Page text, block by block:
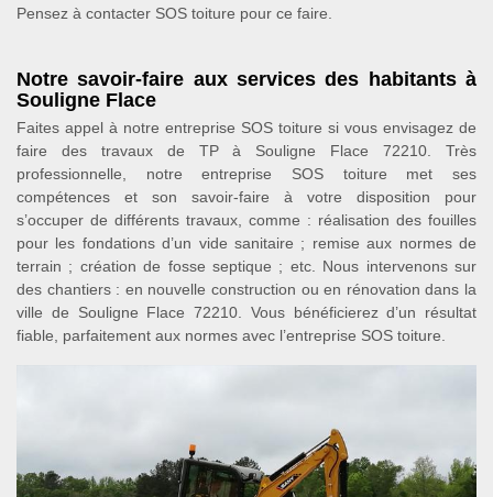
Pensez à contacter SOS toiture pour ce faire.
Notre savoir-faire aux services des habitants à
Souligne Flace
Faites appel à notre entreprise SOS toiture si vous envisagez de
faire des travaux de TP à Souligne Flace 72210. Très
professionnelle, notre entreprise SOS toiture met ses
compétences et son savoir-faire à votre disposition pour
s’occuper de différents travaux, comme : réalisation des fouilles
pour les fondations d’un vide sanitaire ; remise aux normes de
terrain ; création de fosse septique ; etc. Nous intervenons sur
des chantiers : en nouvelle construction ou en rénovation dans la
ville de Souligne Flace 72210. Vous bénéficierez d’un résultat
fiable, parfaitement aux normes avec l’entreprise SOS toiture.